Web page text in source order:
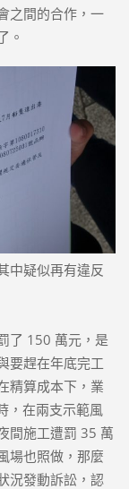
之間的合作，一
。
中疑似再有違反
了 150 萬元，是
要趕在年底完工
精算成本下，業
，在兩支示範風
間施工遭罰 35 萬
場也照做，那麼
況發動訴訟，認